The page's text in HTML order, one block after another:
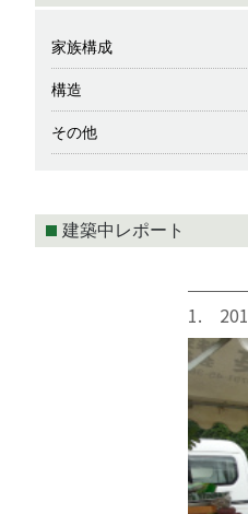
家族構成
構造
その他
建築中レポート
1.